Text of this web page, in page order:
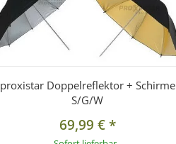
proxistar Doppelreflektor + Schirme
S/G/W
69,99 €*